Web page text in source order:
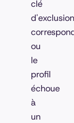
clé
d'exclusion
ou
le
profil
échoue
à
un